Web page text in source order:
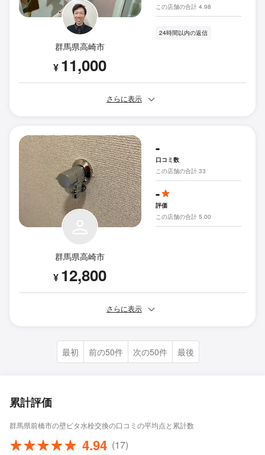
群馬県高崎市
¥ 11,000
この店舗の合計 4.98
24時間以内の返信
さらに表示
群馬県高崎市
¥ 12,800
-
口コミ数
この店舗の合計 33
-
評価
この店舗の合計 5.00
さらに表示
最初 前の50件 次の50件 最後
累計評価
群馬県前橋市の壁ピタ水栓交換の口コミの平均点と累計数
4.94 (17)